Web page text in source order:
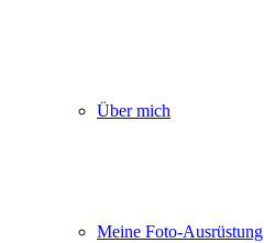
Über mich
Meine Foto-Ausrüstung